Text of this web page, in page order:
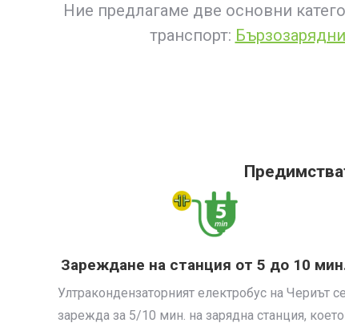
Ние предлагаме две основни
транспорт:
Зареждане на станция от 5 до 10
Ултракондензаторният електробус на Чериът се
зарежда за 5/10 мин. на зарядна станция, което